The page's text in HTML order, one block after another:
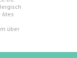
6tes
über